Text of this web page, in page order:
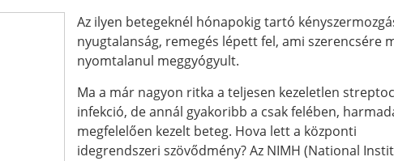
Az ilyen betegeknél hónapokig tartó
nyugtalanság, remegés lépett fel, ami szerencsére
nyomtalanul meggyógyult.
Ma a már nagyon ritka a teljesen kezeletlen
infekció, de annál gyakoribb a csak felében,
megfelelően kezelt beteg. Hova lett a központi
idegrendszeri szövődmény? Az NIMH (National